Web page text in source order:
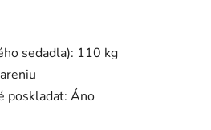
sedadla): 110 kg
poskladať: Áno